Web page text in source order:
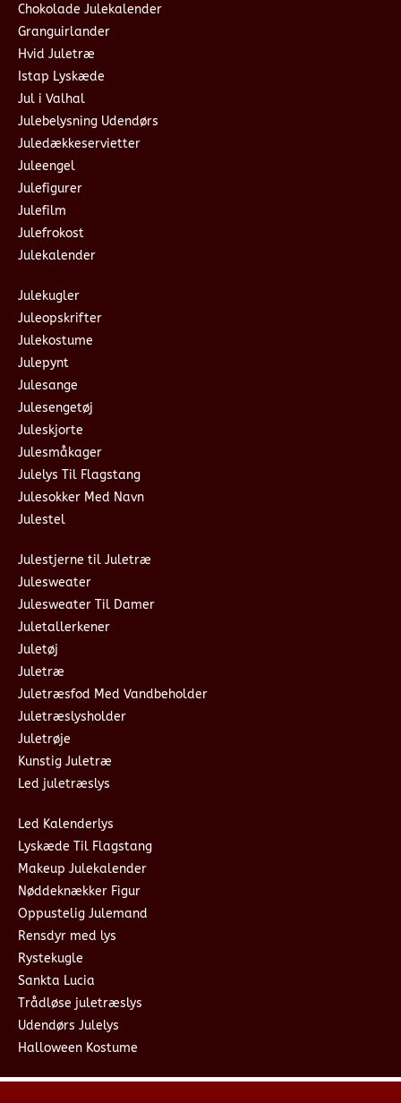
Chokolade Julekalender
Granguirlander
Hvid Juletræ
Istap Lyskæde
Jul i Valhal
Julebelysning Udendørs
Juledækkeservietter
Juleengel
Julefigurer
Julefilm
Julefrokost
Julekalender
Julekugler
Juleopskrifter
Julekostume
Julepynt
Julesange
Julesengetøj
Juleskjorte
Julesmåkager
Julelys Til Flagstang
Julesokker Med Navn
Julestel
Julestjerne til Juletræ
Julesweater
Julesweater Til Damer
Juletallerkener
Juletøj
Juletræ
Juletræsfod Med Vandbeholder
Juletræslysholder
Juletrøje
Kunstig Juletræ
Led juletræslys
Led Kalenderlys
Lyskæde Til Flagstang
Makeup Julekalender
Nøddeknækker Figur
Oppustelig Julemand
Rensdyr med lys
Rystekugle
Sankta Lucia
Trådløse juletræslys
Udendørs Julelys
Halloween Kostume